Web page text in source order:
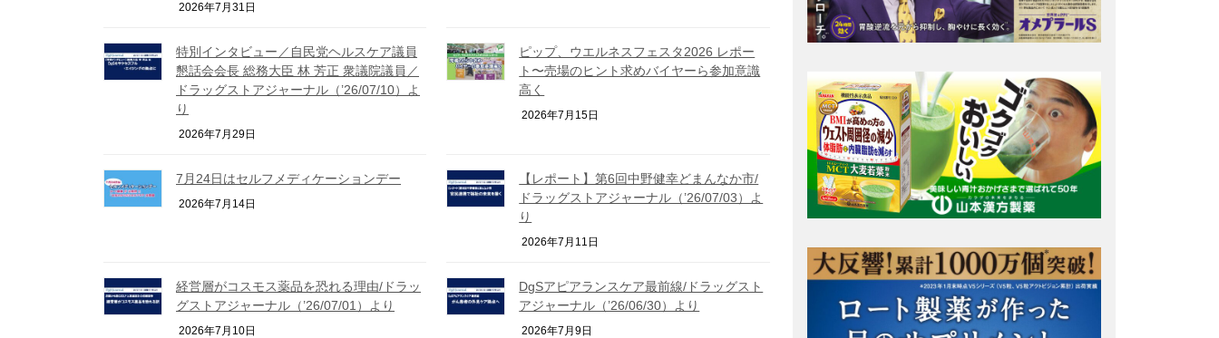
2026年7月31日
特別インタビュー／自民党ヘルスケア議員
懇話会会長 総務大臣 林 芳正 衆議院議員／
ドラッグストアジャーナル（’26/07/10）よ
り
2026年7月29日
ピップ、ウエルネスフェスタ2026 レポー
ト〜売場のヒント求めバイヤーら参加意識
高く
2026年7月15日
7月24日はセルフメディケーションデー
2026年7月14日
【レポート】第6回中野健幸どまんなか市/
ドラッグストアジャーナル（’26/07/03）よ
り
2026年7月11日
経営層がコスモス薬品を恐れる理由/ドラッ
グストアジャーナル（’26/07/01）より
2026年7月10日
DgSアピアランスケア最前線/ドラッグスト
アジャーナル（’26/06/30）より
2026年7月9日